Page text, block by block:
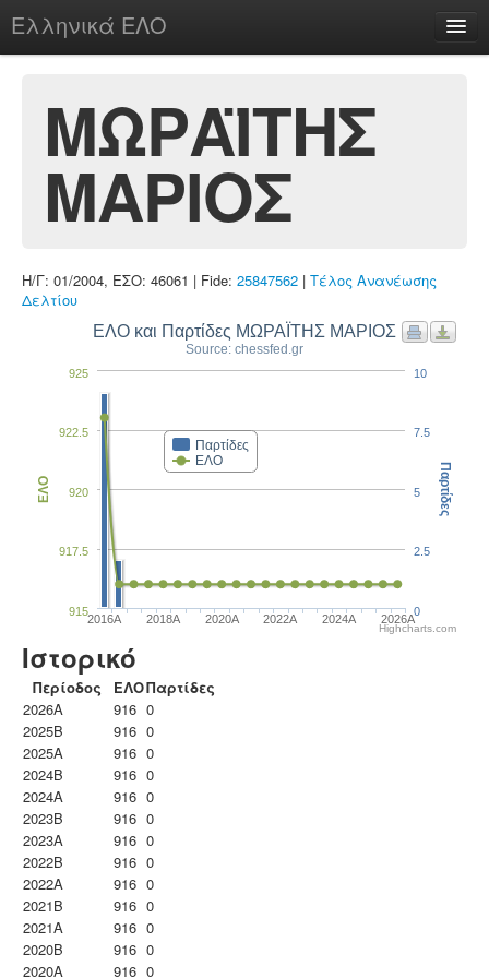
Ελληνικά ΕΛΟ
chesstu.be @ discord
Login
ΜΩΡΑΪΤΗΣ
ΜΑΡΙΟΣ
Η/Γ: 01/2004, ΕΣΟ: 46061 | Fide: 25847562 | Τέλος Ανανέωσης
Δελτίου
ΕΛΟ και Παρτίδες ΜΩΡΑΪΤΗΣ ΜΑΡΙΟΣ
Source: chessfed.gr
Παρτίδες
ΕΛΟ
2016A 2018A 2020A 2022A 2024A 2026A
920
915
917.5
922.5
925
ΕΛΟ
0
2.5
5
7.5
10
Παρτίδες
Highcharts.com
Ιστορικό
Περίοδος ΕΛΟΠαρτίδες
2026A
916 0
2025B
916 0
2025A
916 0
2024B
916 0
2024A
916 0
2023B
916 0
2023Α
916 0
2022B
916 0
2022A
916 0
2021B
916 0
2021A
916 0
2020B
916 0
2020A
916 0